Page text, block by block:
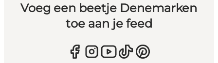
Voeg een beetje Denemarken
toe aan je feed